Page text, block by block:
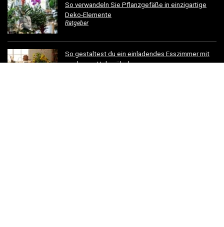
So verwandeln Sie Pflanzgefäße in einzigartige
Deko-Elemente
Ratgeber
So gestaltest du ein einladendes Esszimmer mit
modernen Holzmöbeln